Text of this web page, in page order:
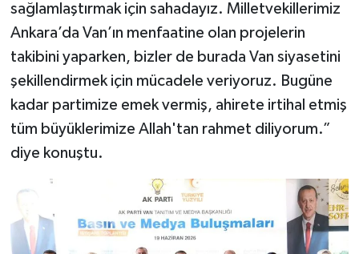
sağlamlaştırmak için sahadayız. Milletvekillerimiz
Ankara’da Van’ın menfaatine olan projelerin
takibini yaparken, bizler de burada Van siyasetini
şekillendirmek için mücadele veriyoruz. Bugüne
kadar partimize emek vermiş, ahirete irtihal etmiş
tüm büyüklerimize Allah'tan rahmet diliyorum.”
diye konuştu.